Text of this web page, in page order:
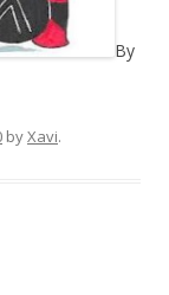
By
byXavi.